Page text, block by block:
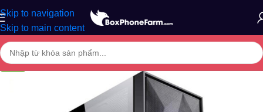
Skip to navigation
Skip to main content
-17%